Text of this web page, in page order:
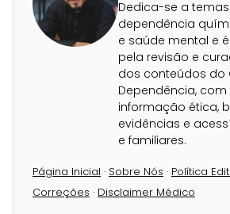
Dedica-se a
dependência
e saúde mental e
pela revisão e
dos conteúdos do
Dependência,
informação ética,
evidências e
e familiares.
Página Inicial · Sobre Nós · Política
Correções · Disclaimer Médico